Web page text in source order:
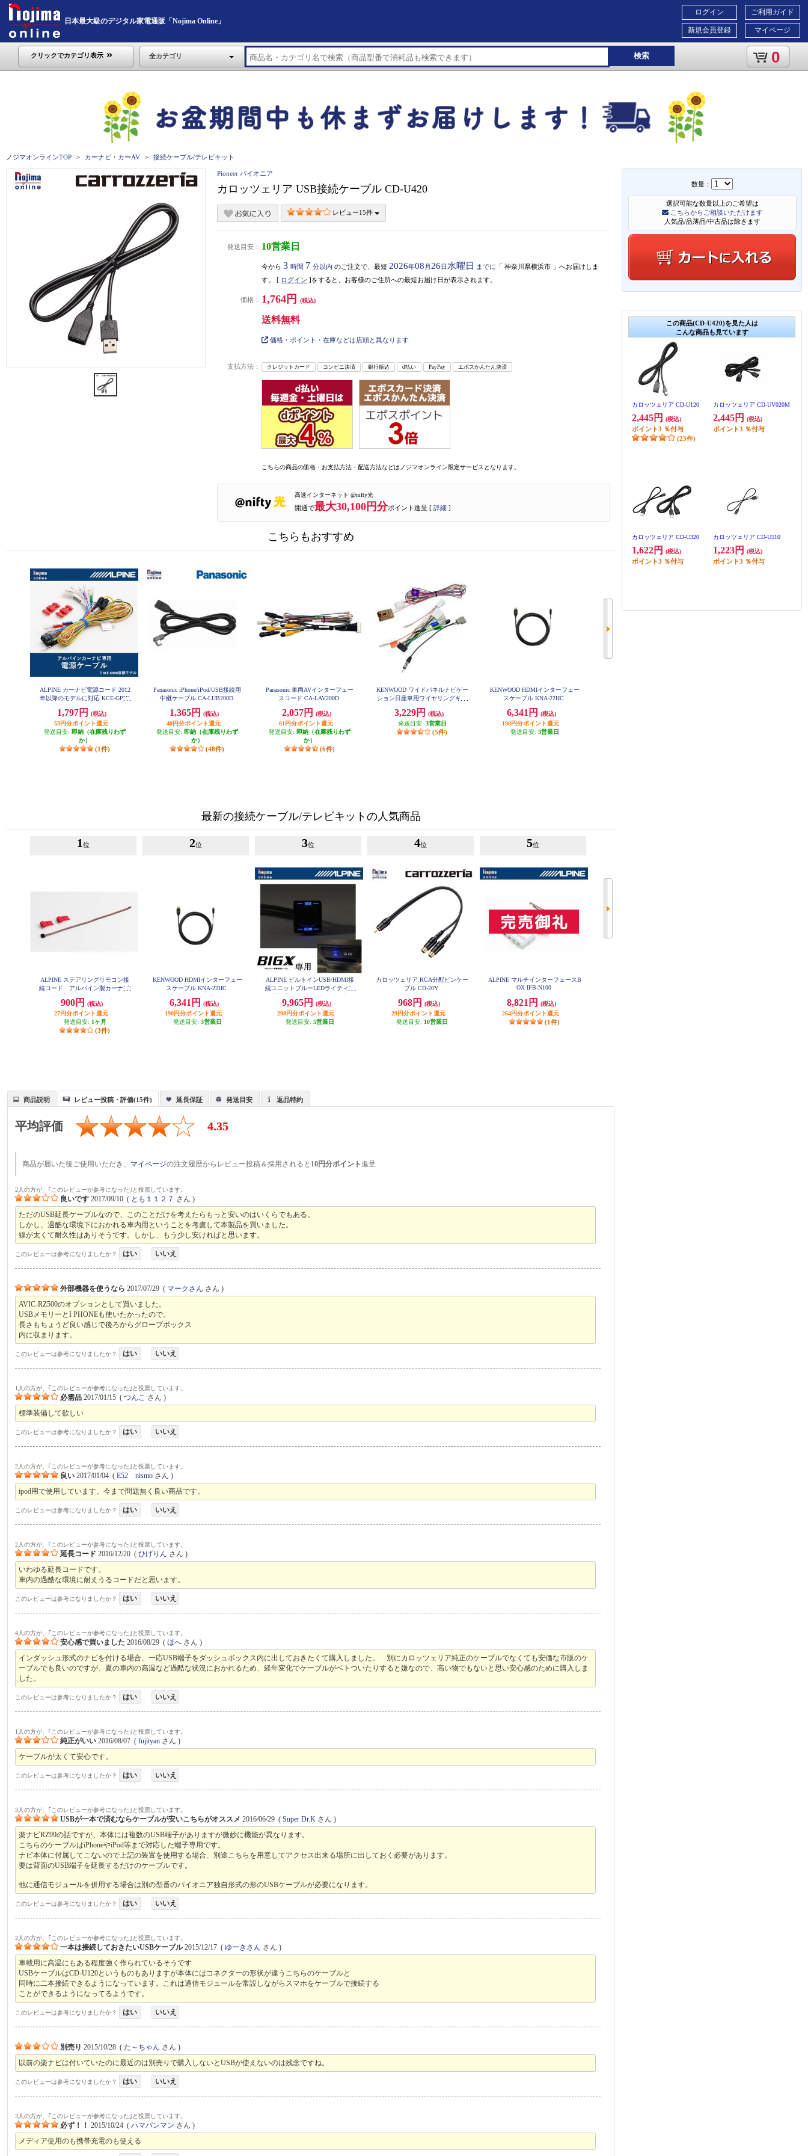
日本最大級のデジタル家電通販「Nojima Online」
ご利用ガイド
マイページ
ログイン
新規会員登録
クリックでカテゴリ表示 全カテゴリ 検索 0
ノジマオンラインTOP カーナビ・カーAV 接続ケーブル/テレビキット
数量：
選択可能な数量以上のご希望は
こちらからご相談いただけます
人気品/品薄品/中古品は除きます
この商品(CD-U420)を見た人は
こんな商品も見ています
カロッツェリア CD-U120
2,445円 (税込)
ポイント3 ％付与
(23件)
カロッツェリア CD-UV020M
2,445円 (税込)
ポイント3 ％付与
カロッツェリア CD-U320
1,622円 (税込)
ポイント3 ％付与
カロッツェリア CD-U510
1,223円 (税込)
ポイント3 ％付与
Pioneer パイオニア
カロッツェリア USB接続ケーブル CD-U420
レビュー15件
発送目安： 10営業日
今から 3 時間 7 分以内 のご注文で、最短 2026年08 月 26日 水曜日 までに 「 神奈川県横浜市 」 へお届けしま
す。 [ ログイン ]をすると、お客様のご住所への最短お届け日が表示されます。
価格： 1,764円 (税込)
送料無料
価格・ポイント・在庫などは店頭と異なります
支払方法： クレジットカード コンビニ決済 銀行振込 d払い PayPay エポスかんたん決済
こちらの商品の価格・お支払方法・配送方法などはノジマオンライン限定サービスとなります。
高速インターネット @nifty光
開通で最大30,100円分ポイント進呈 [ 詳細 ]
こちらもおすすめ
ALPINE カーナビ電源コード 2012
年以降のモデルに対応 KCE-GPH1
1,797円
(税込)
53円分ポイント還元
発送目安: 即納（在庫残りわず
か）
(1件)
Panasonic iPhone/iPod/USB接続用
中継ケーブル CA-LUB200D
1,365円
(税込)
40円分ポイント還元
発送目安: 即納（在庫残りわず
か）
(48件)
Panasonic 車両AVインターフェー
スコード CA-LAV200D
2,057円
(税込)
61円分ポイント還元
発送目安: 即納（在庫残りわず
か）
(6件)
KENWOOD ワイドパネルナビゲー
ション日産車用ワイヤリングキッ
3,229円
(税込)
発送目安: 3営業日
(5件)
KENWOOD HDMIインターフェー
スケーブル KNA-22HC
6,341円
(税込)
190円分ポイント還元
発送目安: 3営業日
最新の接続ケーブル/テレビキットの人気商品
1 位
ALPINE ステアリングリモコン接
続コード アルパイン製カーナビ/
ズ対応 KTX-G501R
900円
(税込)
27円分ポイント還元
発送目安: 1ヶ月
(3件)
2位
KENWOOD HDMIインターフェー
スケーブル KNA-22HC
6,341円
(税込)
190円分ポイント還元
発送目安: 3営業日
3位
ALPINE ビルトインUSB/HDMI接
続ユニットブルーLEDライティン
小型汎用】 KCU-Y630HU-LED
9,965円
(税込)
298円分ポイント還元
発送目安: 5営業日
4位
カロッツェリア RCA分配ピンケー
ブル CD-20Y
968円
(税込)
29円分ポイント還元
発送目安: 10営業日
5位
ALPINE マルチインターフェースB
OX IFB-N100
8,821円
(税込)
264円分ポイント還元
(1件)
商品説明 レビュー投稿・評価(15件) 延長保証 発送目安 返品特約
平均評価 4.35
商品が届いた後ご使用いただき、 マイページの注文履歴からレビュー投稿＆採用されると 10円分ポイント進呈
2人の方が、｢このレビューが参考になった｣と投票しています。
良いです 2017/09/10 ( とも１１２７ さん )
ただのUSB延長ケーブルなので、このことだけを考えたらもっと安いのはいくらでもある。
しかし、過酷な環境下におかれる車内用ということを考慮して本製品を買いました。
線が太くて耐久性はありそうです。しかし、もう少し安ければと思います。
このレビューは参考になりましたか？ はい いいえ
外部機器を使うなら 2017/07/29 ( マークさん さん )
AVIC-RZ500のオプションとして買いました。
USBメモリーとI PHONEも使いたかったので。
長さもちょうど良い感じで後ろからグローブボックス
内に収まります。
このレビューは参考になりましたか？ はい いいえ
1人の方が、｢このレビューが参考になった｣と投票しています。
必需品 2017/01/15 (つんこ さん )
標準装備して欲しい
このレビューは参考になりましたか？ はい いいえ
2人の方が、｢このレビューが参考になった｣と投票しています。
良い 2017/01/04 (E52 nismo さん )
ipod用で使用しています。今まで問題無く良い商品です。
このレビューは参考になりましたか？ はい いいえ
2人の方が、｢このレビューが参考になった｣と投票しています。
延長コード 2016/12/20 (ひげりん さん )
いわゆる延長コードです。
車内の過酷な環境に耐えうるコードだと思います。
このレビューは参考になりましたか？ はい いいえ
4人の方が、｢このレビューが参考になった｣と投票しています。
安心感で買いました 2016/08/29 (ほへ さん )
インダッシュ形式のナビを付ける場合、一応USB端子をダッシュボックス内に出しておきたくて購入しました。 別にカロッツェリア純正のケーブルでなくても安価な市販のケ
ーブルでも良いのですが、夏の車内の高温など過酷な状況におかれるため、経年変化でケーブルがベトついたりすると嫌なので、高い物でもないと思い安心感のために購入しま
した。
このレビューは参考になりましたか？ はい いいえ
1人の方が、｢このレビューが参考になった｣と投票しています。
純正がいい 2016/08/07 (fujityan さん )
ケーブルが太くて安心です。
このレビューは参考になりましたか？ はい いいえ
3人の方が、｢このレビューが参考になった｣と投票しています。
USBが一本で済むならケーブルが安いこちらがオススメ 2016/06/29 (Super Dr.K さん )
楽ナビRZ99の話ですが、本体には複数のUSB端子がありますが微妙に機能が異なります。
こちらのケーブルはiPhoneやiPod等まで対応した端子専用です。
ナビ本体に付属してこないので上記の装置を使用する場合、別途こちらを用意してアクセス出来る場所に出しておく必要があります。
要は背面のUSB端子を延長するだけのケーブルです。
他に通信モジュールを併用する場合は別の型番のパイオニア独自形式の形のUSBケーブルが必要になります。
このレビューは参考になりましたか？ はい いいえ
2人の方が、｢このレビューが参考になった｣と投票しています。
一本は接続しておきたいUSBケーブル 2015/12/17 (ゆーきさん さん )
車載用に高温にもある程度強く作られているそうです
USBケーブルはCD-U120というものもありますが本体にはコネクターの形状が違うこちらのケーブルと
同時に二本接続できるようになっています。これは通信モジュールを常設しながらスマホをケーブルで接続する
ことができるようになってるようです。
このレビューは参考になりましたか？ はい いいえ
別売り 2015/10/28 (た～ちゃん さん )
以前の楽ナビは付いていたのに最近のは別売りで購入しないとUSBが使えないのは残念ですね。
このレビューは参考になりましたか？ はい いいえ
3人の方が、｢このレビューが参考になった｣と投票しています。
必ず！！ 2015/10/24 (ハマパンマン さん )
メディア使用のも携帯充電のも使える